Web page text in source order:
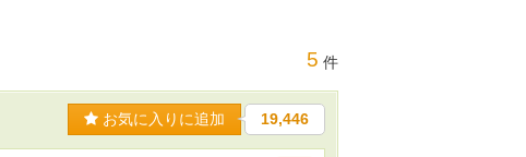
5 件
お気に入りに追加 19,446